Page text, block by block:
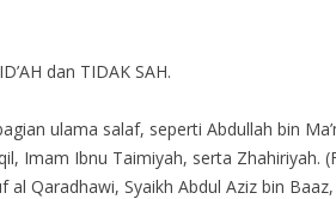
dan TIDAK SAH.
ulama salaf, seperti Abdullah bin
Imam Ibnu Taimiyah, serta Zhahiriyah.
Qaradhawi, Syaikh Abdul Aziz bin Baaz,